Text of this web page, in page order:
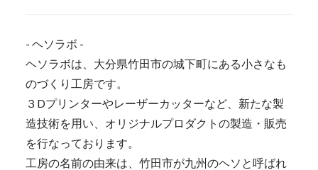
- ヘソラボ -
ヘソラボは、大分県竹田市の城下町にある小さなも
のづくり工房です。
３Dプリンターやレーザーカッターなど、新たな製
造技術を用い、オリジナルプロダクトの製造・販売
を行なっております。
工房の名前の由来は、竹田市が九州のヘソと呼ばれ